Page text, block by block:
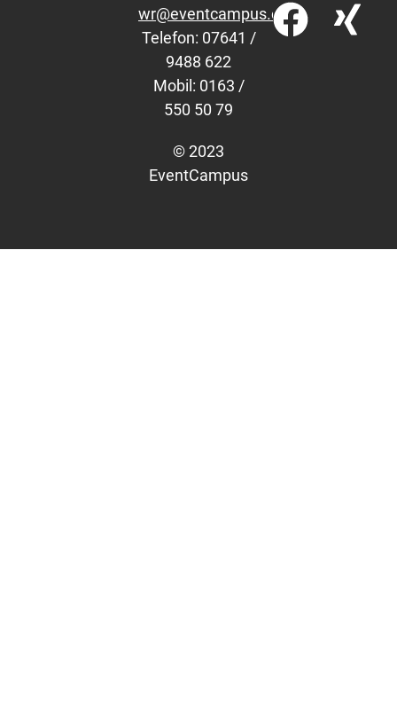
wr@eventcampus.com
Telefon: 07641 /
9488 622
Mobil: 0163 /
550 50 79
© 2023
EventCampus